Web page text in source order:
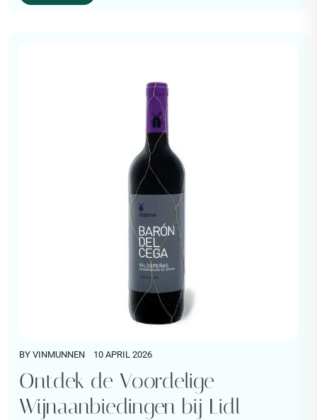
BY VINMUNNEN 10 APRIL 2026
Ontdek de Voordelige
Wijnaanbiedingen bij Lidl